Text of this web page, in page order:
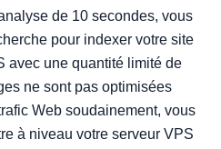
de 10 secondes, vous
pour indexer votre site
avec une quantité limité de
ne sont pas optimisées
Web soudainement, vous
à niveau votre serveur VPS